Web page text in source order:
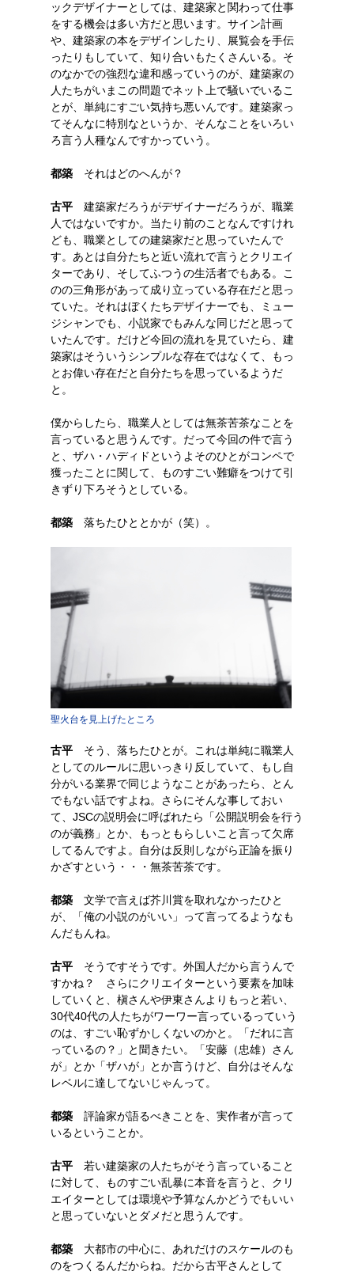
ックデザイナーとしては、建築家と関わって仕事
をする機会は多い方だと思います。サイン計画
や、建築家の本をデザインしたり、展覧会を手伝
ったりもしていて、知り合いもたくさんいる。そ
のなかでの強烈な違和感っていうのが、建築家の
人たちがいまこの問題でネット上で騒いでいるこ
とが、単純にすごい気持ち悪いんです。建築家っ
てそんなに特別なというか、そんなことをいろい
ろ言う人種なんですかっていう。
都築 それはどのへんが？
古平 建築家だろうがデザイナーだろうが、職業
人ではないですか。当たり前のことなんですけれ
ども、職業としての建築家だと思っていたんで
す。あとは自分たちと近い流れで言うとクリエイ
ターであり、そしてふつうの生活者でもある。こ
のの三角形があって成り立っている存在だと思っ
ていた。それはぼくたちデザイナーでも、ミュー
ジシャンでも、小説家でもみんな同じだと思って
いたんです。だけど今回の流れを見ていたら、建
築家はそういうシンプルな存在ではなくて、もっ
とお偉い存在だと自分たちを思っているようだ
と。
僕からしたら、職業人としては無茶苦茶なことを
言っていると思うんです。だって今回の件で言う
と、ザハ・ハディドというよそのひとがコンペで
獲ったことに関して、ものすごい難癖をつけて引
きずり下ろそうとしている。
都築 落ちたひととかが（笑）。
聖火台を見上げたところ
古平 そう、落ちたひとが。これは単純に職業人
としてのルールに思いっきり反していて、もし自
分がいる業界で同じようなことがあったら、とん
でもない話ですよね。さらにそんな事しておい
て、JSCの説明会に呼ばれたら「公開説明会を行う
のが義務」とか、もっともらしいこと言って欠席
してるんですよ。自分は反則しながら正論を振り
かざすという・・・無茶苦茶です。
都築 文学で言えば芥川賞を取れなかったひと
が、「俺の小説のがいい」って言ってるようなも
んだもんね。
古平 そうですそうです。外国人だから言うんで
すかね？ さらにクリエイターという要素を加味
していくと、槇さんや伊東さんよりもっと若い、
30代40代の人たちがワーワー言っているっていう
のは、すごい恥ずかしくないのかと。「だれに言
っているの？」と聞きたい。「安藤（忠雄）さん
が」とか「ザハが」とか言うけど、自分はそんな
レベルに達してないじゃんって。
都築 評論家が語るべきことを、実作者が言って
いるということか。
古平 若い建築家の人たちがそう言っていること
に対して、ものすごい乱暴に本音を言うと、クリ
エイターとしては環境や予算なんかどうでもいい
と思っていないとダメだと思うんです。
都築 大都市の中心に、あれだけのスケールのも
のをつくるんだからね。だから古平さんとして